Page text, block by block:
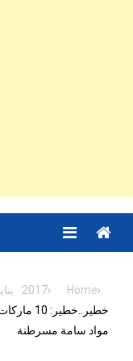
Menu
Home
2017
مواد سامة مسرطنة